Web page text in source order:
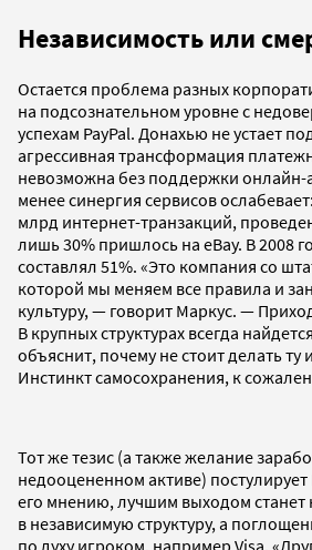
Независимость или
Остается проблема разных
на подсознательном уровне с
успехам PayPal. Донахью не устает
агрессивная трансформация
невозможна без поддержки онлайн-
менее синергия сервисов
млрд интернет-транзакций,
лишь 30% пришлось на eBay. В 2008
составлял 51%. «Это компания со
которой мы меняем все правила и
культуру, — говорит Маркус. —
В крупных структурах всегда
объяснит, почему не стоит делать
Инстинкт самосохранения, к
Тот же тезис (а также желание
недооцененном активе)
его мнению, лучшим выходом станет
в независимую структуру, а
по духу игроком, например Visa.